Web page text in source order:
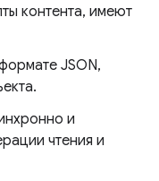
контента, имеют
JSON,
и
чтения и